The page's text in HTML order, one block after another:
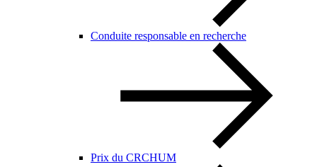
Conduite responsable en recherche
Prix du CRCHUM